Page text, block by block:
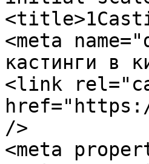
<meta
кастинги в
<link
/>
<meta